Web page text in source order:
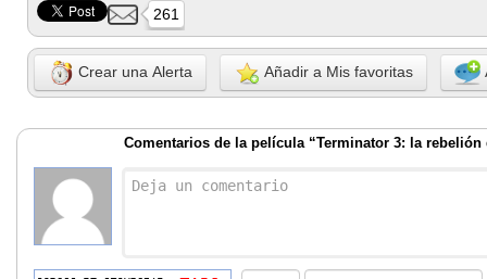
261
Crear una Alerta Añadir a Mis favoritas
Comentarios de la película “Terminator 3: la rebelión